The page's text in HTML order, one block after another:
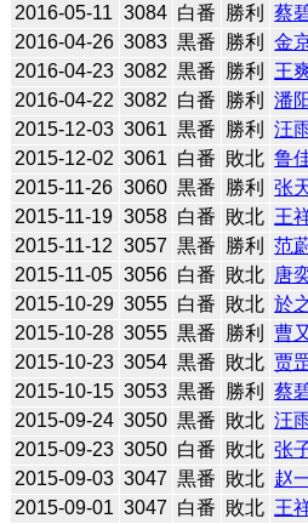
2016-05-11 3084 白番 勝利 蔡
2016-04-26 3083 黒番 勝利 金
2016-04-23 3082 黒番 勝利 王
2016-04-22 3082 白番 勝利 潘
2015-12-03 3061 黒番 勝利 汪
2015-12-02 3061 白番 敗北 鲁
2015-11-26 3060 黒番 勝利 张
2015-11-19 3058 白番 敗北 王
2015-11-12 3057 黒番 勝利 范
2015-11-05 3056 白番 敗北 唐
2015-10-29 3055 白番 敗北 於
2015-10-28 3055 黒番 勝利 曹
2015-10-23 3054 黒番 敗北 贾
2015-10-15 3053 黒番 勝利 蔡
2015-09-24 3050 黒番 敗北 汪
2015-09-23 3050 白番 敗北 张
2015-09-03 3047 黒番 敗北 赵
2015-09-01 3047 白番 敗北 王